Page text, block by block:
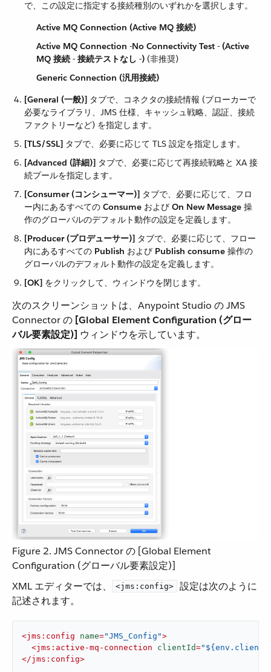
で、この設定に指定する接続種別のいずれかを選択します。
Active MQ Connection (Active MQ 接続)
Active MQ Connection -No Connectivity Test - (Active
MQ 接続 - 接続テストなし -) ​ (非推奨)
Generic Connection (汎用接続)
[General (一般)] ​ タブで、コネクタの接続情報 (ブローカーで
必要なライブラリ、JMS 仕様、キャッシュ戦略、認証、接続
ファクトリーなど) を指定します。
[TLS/SSL] ​ タブで、必要に応じて TLS 設定を指定します。
[Advanced (詳細)] ​ タブで、必要に応じて再接続戦略と XA 接
続プールを指定します。
[Consumer (コンシューマー)] ​ タブで、必要に応じて、フロ
ー内にあるすべての ​ Consume ​ および ​ On New Message ​ 操
作のグローバルのデフォルト動作の設定を定義します。
[Producer (プロデューサー)] ​ タブで、必要に応じて、フロー
内にあるすべての ​ Publish ​ および ​ Publish consume ​ 操作の
グローバルのデフォルト動作の設定を定義します。
[OK] ​ をクリックして、ウィンドウを閉じます。
次のスクリーンショットは、Anypoint Studio の JMS
Connector の ​ [Global Element Configuration (グロー
バル要素設定)] ​ ウィンドウを示しています。
Figure 2. JMS Connector の [Global Element
Configuration (グローバル要素設定)]
XML エディターでは、​
<jms:config>
​ 設定は次のように
記述されます。
<jms:config name="JMS_Config">
<jms:active-mq-connection clientId=
</jms:config>